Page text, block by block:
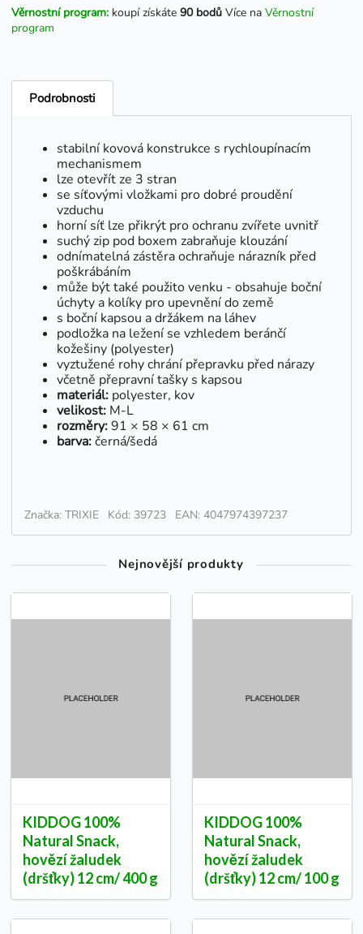
Věrnostní program: koupí získáte 90 bodů Více na Věrnostní
program
Podrobnosti
stabilní kovová konstrukce s rychloupínacím
mechanismem
lze otevřít ze 3 stran
se síťovými vložkami pro dobré proudění
vzduchu
horní síť lze přikrýt pro ochranu zvířete uvnitř
suchý zip pod boxem zabraňuje klouzání
odnímatelná zástěra ochraňuje nárazník před
poškrábáním
může být také použito venku - obsahuje boční
úchyty a kolíky pro upevnění do země
s boční kapsou a držákem na láhev
podložka na ležení se vzhledem beránčí
kožešiny (polyester)
vyztužené rohy chrání přepravku před nárazy
včetně přepravní tašky s kapsou
materiál: polyester, kov
velikost: M-L
rozměry:91 × 58 × 61 cm
barva:černá/šedá
Značka: TRIXIE Kód: 39723 EAN: 4047974397237
Nejnovější produkty
KIDDOG 100%
Natural Snack,
hovězí žaludek
(dršťky) 12 cm/ 400 g
KIDDOG 100%
Natural Snack,
hovězí žaludek
(dršťky) 12 cm/ 100 g